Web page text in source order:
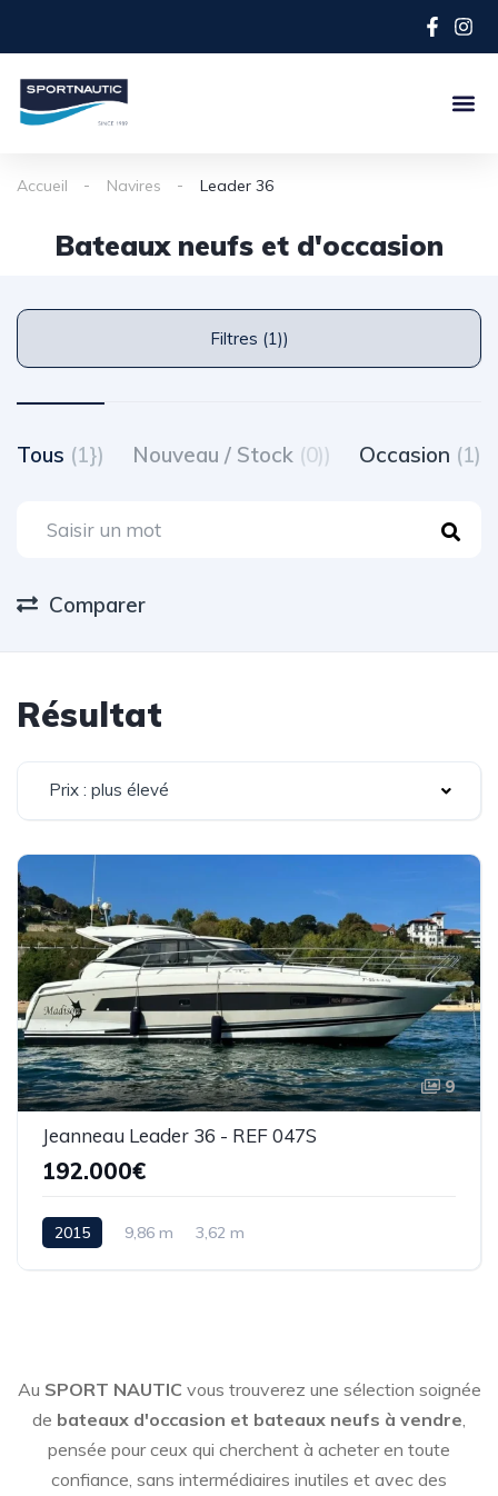
Accueil Navires Leader 36
Bateaux neufs et d'occasion
Filtres (1))
Tous (1}) Nouveau / Stock (0)) Occasion (1)
Comparer
Résultat
Prix : plus élevé
9
Jeanneau Leader 36 - REF 047S
192.000€
2015 9,86 m 3,62 m
Au SPORT NAUTIC vous trouverez une sélection soignée
de bateaux d'occasion et bateaux neufs à vendre
pensée pour ceux qui cherchent à acheter en toute
confiance, sans intermédiaires inutiles et avec des